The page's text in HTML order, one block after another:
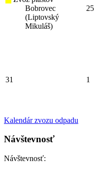
Bobrovec
(Liptovský
Mikuláš)
25
31 1
Kalendár zvozu odpadu
Návštevnosť
Návštevnosť: